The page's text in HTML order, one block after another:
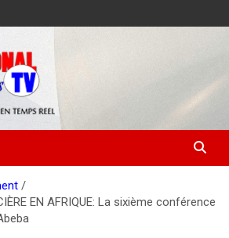
EN AFRIQUE: La sixième conférence